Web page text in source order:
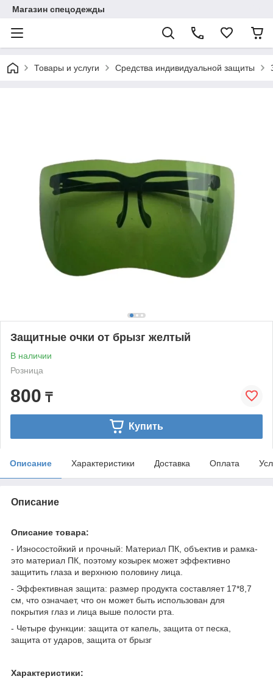
Магазин спецодежды
Товары и услуги Средства индивидуальной защиты
Защитные очки от брызг желтый
В наличии
Розница
800 ₸
Купить
Описание Характеристики Доставка Оплата
Описание
Описание товара:
- Износостойкий и прочный: Материал ПК, объектив и рамка-
это материал ПК, поэтому козырек может эффективно
защитить глаза и верхнюю половину лица.
- Эффективная защита: размер продукта составляет 17*8,7
см, что означает, что он может быть использован для
покрытия глаз и лица выше полости рта.
- Четыре функции: защита от капель, защита от песка,
защита от ударов, защита от брызг
Характеристики: